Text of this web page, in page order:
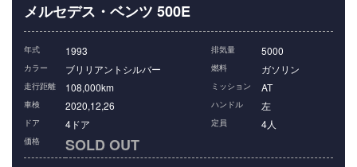
メルセデス・ベンツ 500E
年式 1993 排気量 5000
カラー ブリリアントシルバー 燃料 ガソリン
走行距離 108,000km ミッション AT
車検 2020,12,26 ハンドル 左
ドア 4ドア 定員 4人
価格 SOLD OUT